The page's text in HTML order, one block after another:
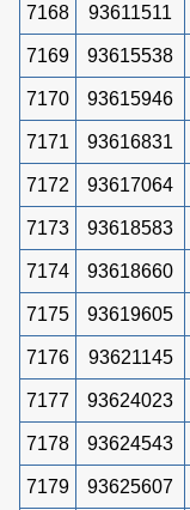
7168 93611511
7169 93615538
7170 93615946
7171 93616831
7172 93617064
7173 93618583
7174 93618660
7175 93619605
7176 93621145
7177 93624023
7178 93624543
7179 93625607